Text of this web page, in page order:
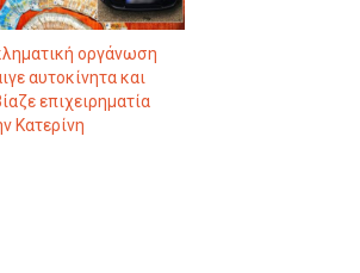
οργάνωση
αυτοκίνητα και
επιχειρηματία
Κατερίνη